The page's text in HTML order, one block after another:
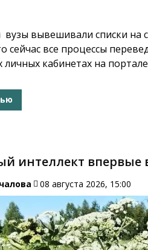
вывешивали списки на
сейчас все процессы
кабинетах на портале
интеллект
08 августа 2026, 15:00